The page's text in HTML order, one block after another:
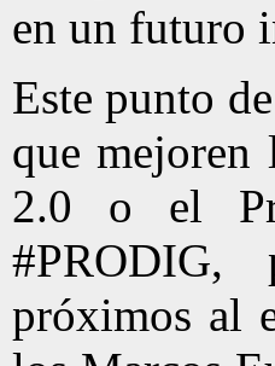
en un futuro
Este punto
que mejoren
2.0 o el
#PRODIG,
próximos al